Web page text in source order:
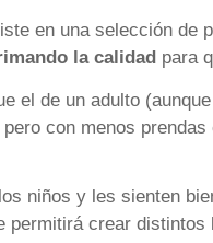
en una selección
la calidad para
el de un adulto
con menos
niños y les sienten
permitirá crear